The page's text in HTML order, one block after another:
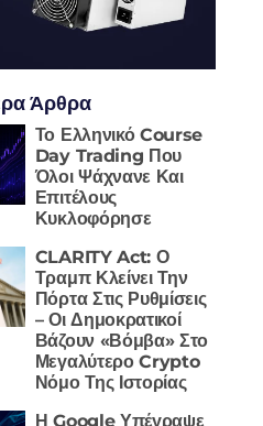
Άρθρα
Το Ελληνικό Course
Day Trading Που
Όλοι Ψάχνανε Και
Επιτέλους
Κυκλοφόρησε
CLARITY Act: Ο
Τραμπ Κλείνει Την
Πόρτα Στις Ρυθμίσεις
– Οι Δημοκρατικοί
Βάζουν «Βόμβα» Στο
Μεγαλύτερο Crypto
Νόμο Της Ιστορίας
Η Google Υπέγραψε